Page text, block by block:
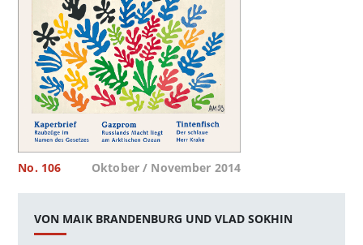
No. 106 Oktober / November 2014
VON MAIK BRANDENBURG UND VLAD SOKHIN